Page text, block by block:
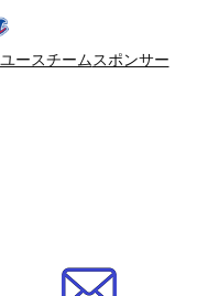
ユースチームスポンサー